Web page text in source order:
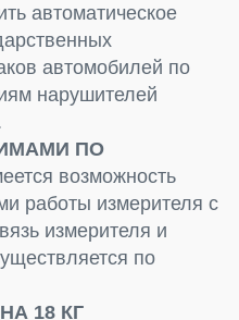
автоматическое
автомобилей по
нарушителей
ПО
возможность
работы измерителя с
измерителя и
по
18 КГ